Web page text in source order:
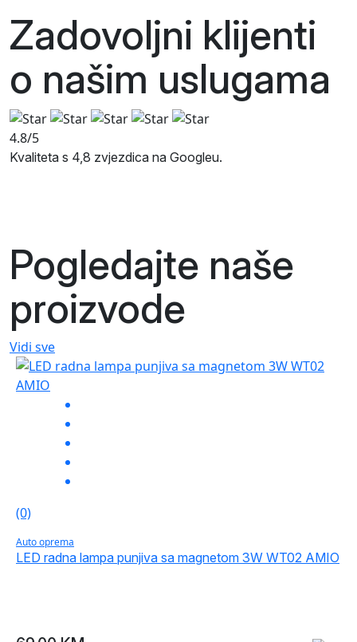
Zadovoljni klijenti
o našim uslugama
4.8/5
Kvaliteta s 4,8 zvjezdica na Googleu.
Pogledajte naše
proizvode
Vidi sve
(0)
Auto oprema
LED radna lampa punjiva sa magnetom 3W WT02 AMIO